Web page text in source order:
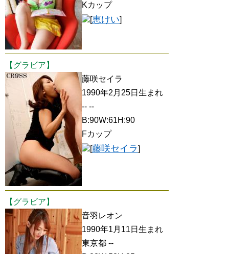
Kカップ
[恵けい]
【グラビア】
藤咲セイラ
1990年2月25日生まれ
-- --
B:90W:61H:90
Fカップ
[藤咲セイラ]
【グラビア】
音羽レオン
1990年1月11日生まれ
東京都 --